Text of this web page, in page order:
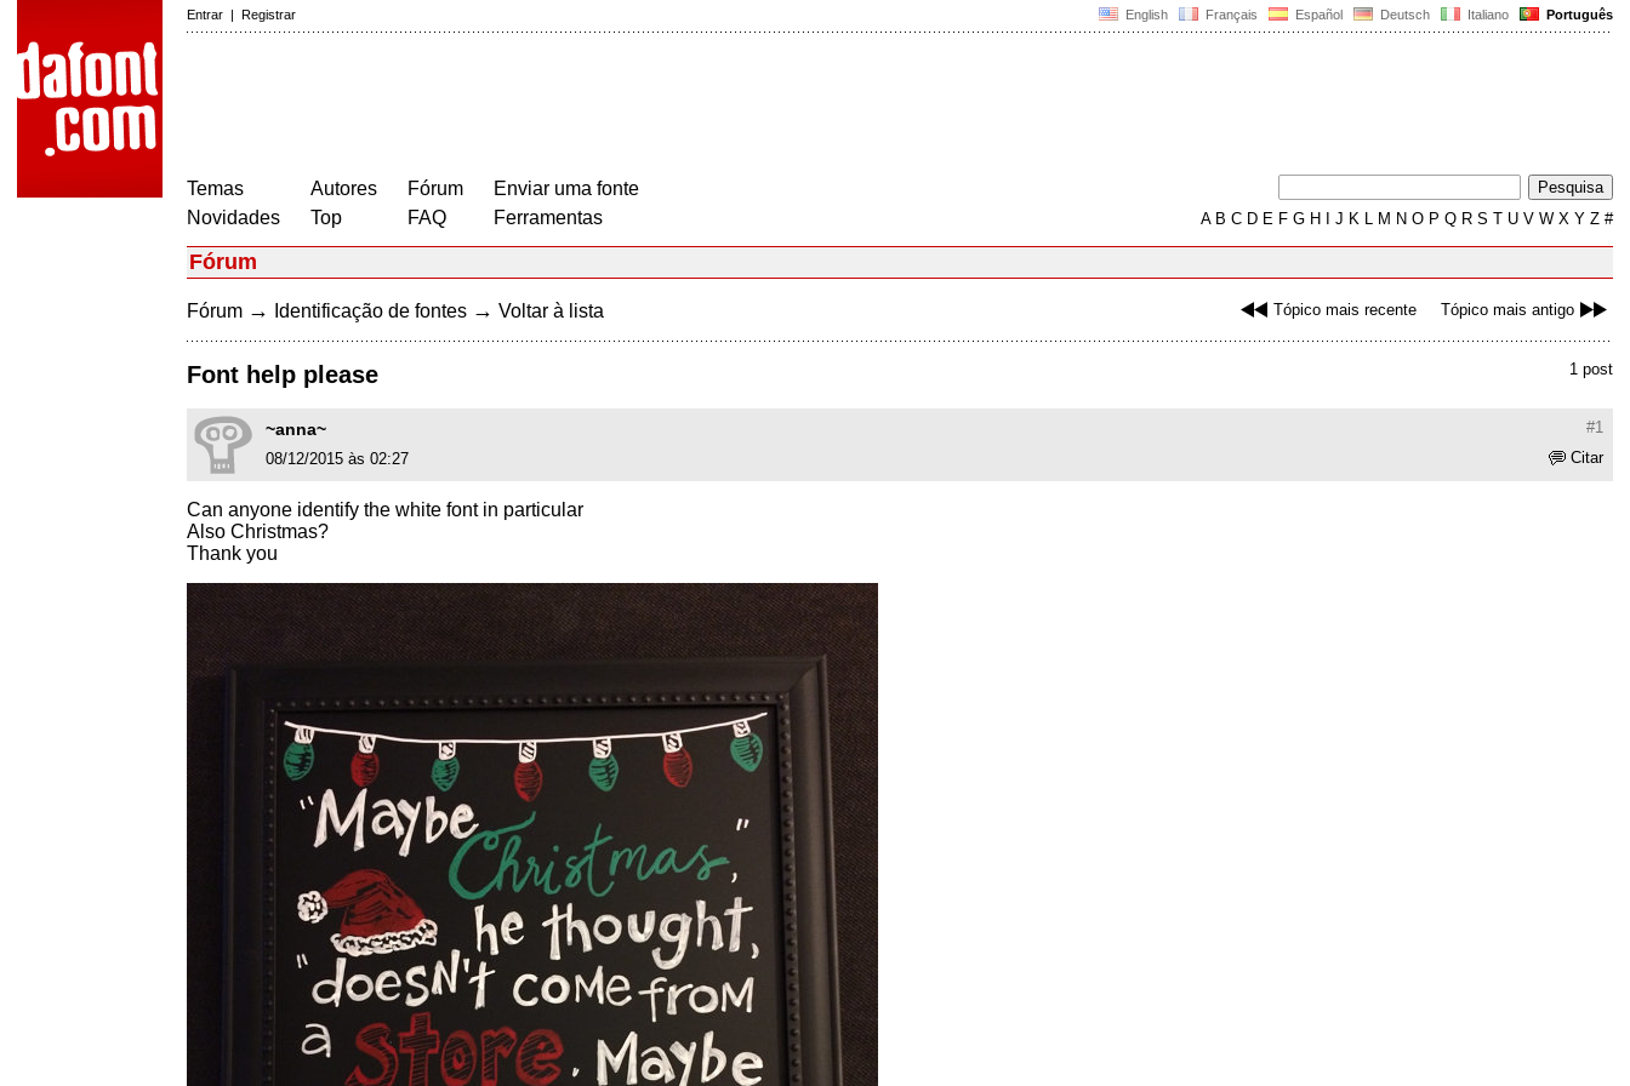
English Français Español Deutsch Italiano Português
Entrar | Registrar
Temas
Novidades
Autores
Top
Fórum
FAQ
Enviar uma fonte
Ferramentas
AB C D E F G H J K L M N O P Q R S T U V W X Y Z #
Fórum
Tópico mais recente Tópico mais antigo
Fórum → Identificação de fontes → Voltar à lista
1 post
Font help please
#1
~anna~
Citar
08/12/2015 às 02:27
Can anyone identify the white font in particular
Also Christmas?
Thank you